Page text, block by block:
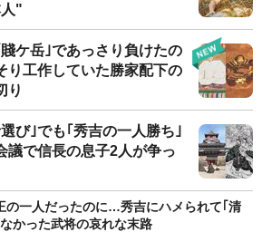
"
ケ岳｣であっさり負けたの
工作していた勝家配下の
り
び｣でも｢秀吉の一人勝ち｣
で信長の息子2人が争っ
の一人だったのに…秀吉にハメられて｢清
かった武将の哀れな末路